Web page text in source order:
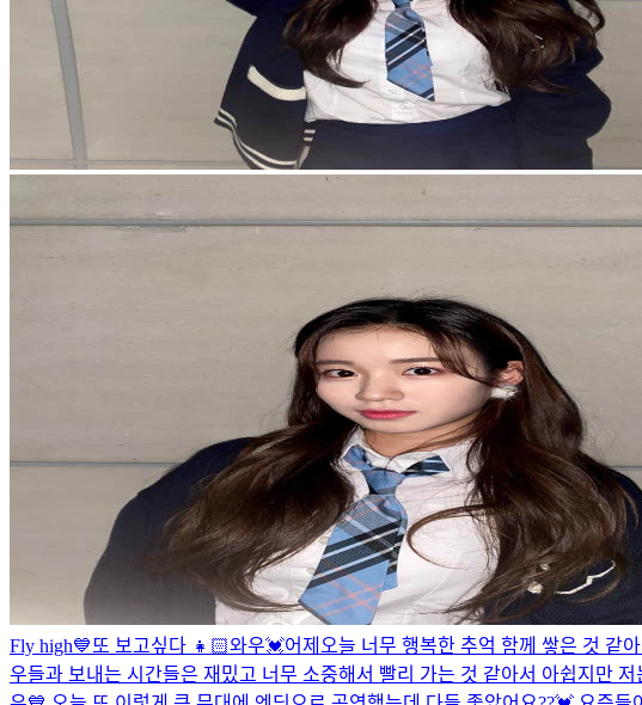
Fly high💙 또 보고싶다 👧🏻와우💓어제오늘 너무 행복한 추억 함께 쌓은 것 같
우들과 보내는 시간들은 재밌고 너무 소중해서 빨리 가는 것 같아서 아쉽지만